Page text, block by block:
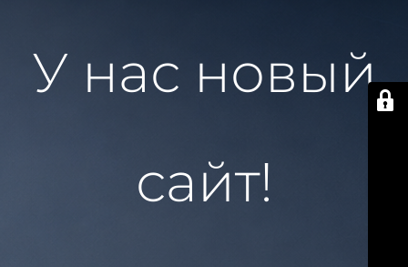
У нас новый
сайт!